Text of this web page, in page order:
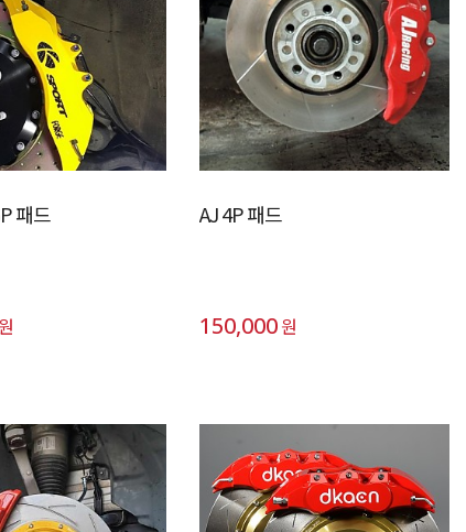
패드
원
AJ 4P 패드
150,000원